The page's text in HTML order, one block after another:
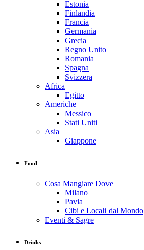
Estonia
Finlandia
Francia
Germania
Grecia
Regno Unito
Romania
Spagna
Svizzera
Africa
Egitto
Americhe
Messico
Stati Uniti
Asia
Giappone
Food
Cosa Mangiare Dove
Milano
Pavia
Cibi e Locali dal Mondo
Eventi & Sagre
Drinks